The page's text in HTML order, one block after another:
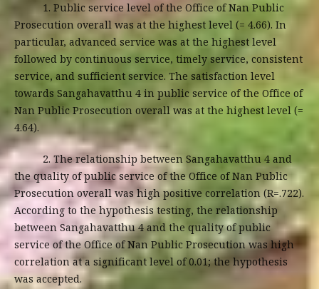
1. Public service level of the Office of Nan Public
Prosecution overall was at the highest level (= 4.66). In
particular, advanced service was at the highest level
followed by continuous service, timely service, consistent
service, and sufficient service. The satisfaction level
towards Sangahavatthu 4 in public service of the Office of
Nan Public Prosecution overall was at the highest level (=
4.64).
2. The relationship between Sangahavatthu 4 and
the quality of public service of the Office of Nan Public
Prosecution overall was high positive correlation (R=.722).
According to the hypothesis testing, the relationship
between Sangahavatthu 4 and the quality of public
service of the Office of Nan Public Prosecution was high
correlation at a significant level of 0.01; the hypothesis
was accepted.